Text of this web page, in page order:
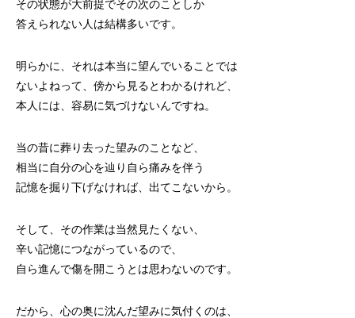
その状態が大前提でその次のことしか
答えられない人は結構多いです。
明らかに、それは本当に望んでいることでは
ないよねって、傍から見るとわかるけれど、
本人には、容易に気づけないんですね。
当の昔に葬り去った望みのことなど、
相当に自分の心を辿り自ら痛みを伴う
記憶を掘り下げなければ、出てこないから。
そして、その作業は当然見たくない、
辛い記憶につながっているので、
自ら進んで傷を開こうとは思わないのです。
だから、心の奥に沈んだ望みに気付くのは、